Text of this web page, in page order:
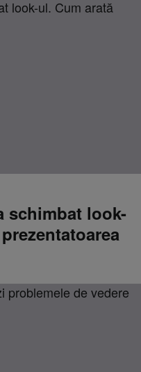
schimbat look-